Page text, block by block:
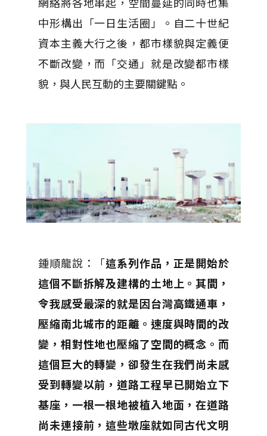
中形構出「一日生活圈」。自二十世紀
資本主義大行之後，都市樣貌與定義便
不斷改變，而「交通」就是改變都市樣
貌，與人民互動的主要關鍵點。
鍾順龍說：「這系列作品，正是開始於
這個不斷拆解及建構的土地上。其間，
令我感受最深的就是因台灣高鐵通車，
壓縮南北城市的距離。速度與時間的改
變，相對性地也壓縮了空間的概念。而
這個巨大的轉變，卻發生在我們尚未感
受到轉變以前，道路工程早已開始立下
基座，一根一根地被植入地面，在道路
尚未連接前，這些墩座就如同古代文明